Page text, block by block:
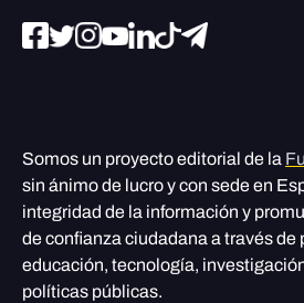
Somos un proyecto editorial de la
sin ánimo de lucro y con sede en
integridad de la información y
de confianza ciudadana a través de
educación, tecnología,
políticas públicas.